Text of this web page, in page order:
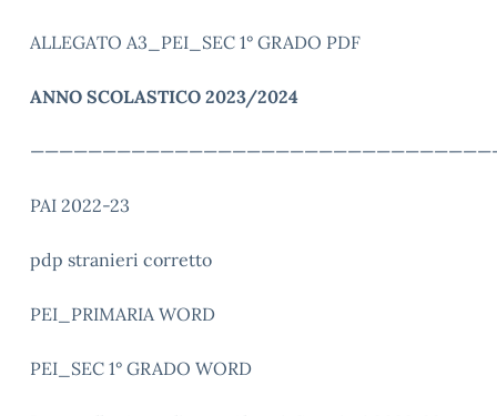
ALLEGATO A3_PEI_SEC 1° GRADO PDF
ANNO SCOLASTICO 2023/2024
PAI 2022-23
pdp stranieri corretto
PEI_PRIMARIA WORD
PEI_SEC 1° GRADO WORD